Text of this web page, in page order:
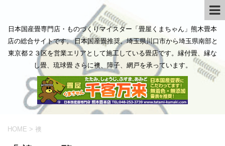
日本国産畳専門店・ものづくりマイスター「畳屋くまちゃん」熊木畳本
店の総合サイトです。 日本国産畳推奨。埼玉県川口市から埼玉県南部と
東京都２３区を営業エリアとして施工している畳店です。縁付畳、縁な
し畳、琉球畳 さらに襖、障子、網戸を承っています。
HOME > 襖